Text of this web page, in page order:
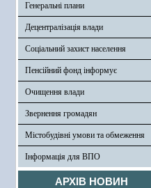
Генеральні плани
Децентралізація влади
Соціальний захист населення
Пенсійний фонд інформує
Очищення влади
Звернення громадян
Містобудівні умови та обмеження
Інформація для ВПО
АРХІВ НОВИН